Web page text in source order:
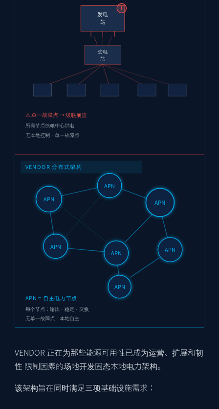
发电
站
!
变电
站
⚠ 单一故障点 → 级联崩溃
所有节点依赖中心供电
无本地控制 · 单一故障点
VENDOR 分布式架构
APN
APN
APN
APN
APN
APN
APN
APN = 自主电力节点
每个节点：输出 · 稳定 · 交换
无单一故障点 · 本地自主
VENDOR 正在为那些能源可用性已成为运营、扩展和韧
性 限制因素的场地开发固态本地电力架构。
该架构旨在同时满足三项基础设施需求：